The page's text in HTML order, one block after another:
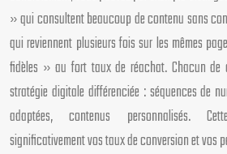
» qui consultent beaucoup de contenu sans
qui reviennent plusieurs fois sur les mêmes
fidèles » au fort taux de réachat. Chacun de
stratégie digitale différenciée : séquences de
adaptées, contenus personnalisés.
significativement vos taux de conversion et vos